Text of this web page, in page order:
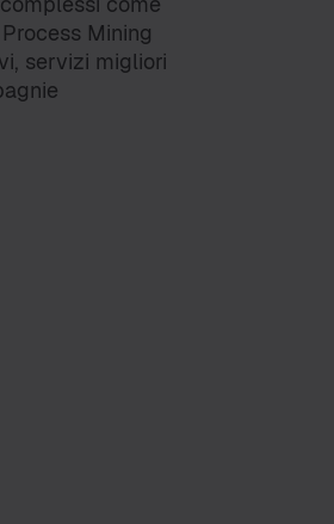
Mining
servizi migliori